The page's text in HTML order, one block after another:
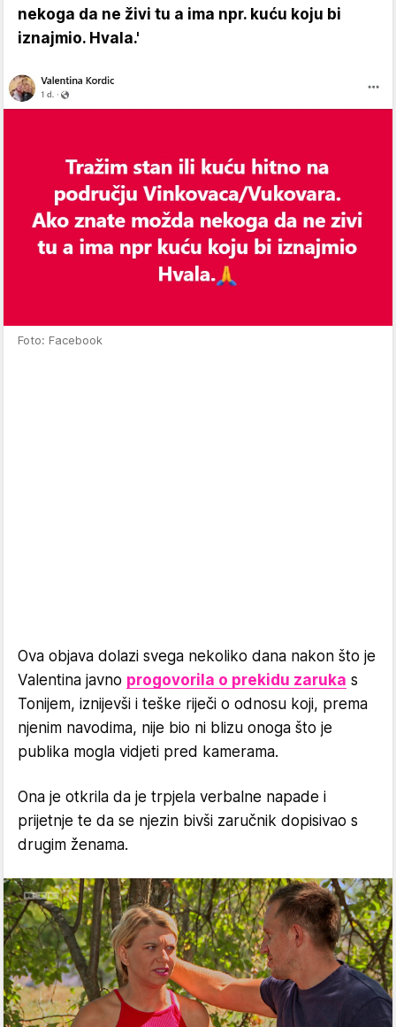
nekoga da ne živi tu a ima npr. kuću koju bi
iznajmio. Hvala.'
Foto: Facebook
Ova objava dolazi svega nekoliko dana nakon što je
Valentina javno progovorila o prekidu zaruka s
Tonijem, iznijevši i teške riječi o odnosu koji, prema
njenim navodima, nije bio ni blizu onoga što je
publika mogla vidjeti pred kamerama.
Ona je otkrila da je trpjela verbalne napade i
prijetnje te da se njezin bivši zaručnik dopisivao s
drugim ženama.